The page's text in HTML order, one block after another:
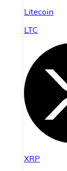
Litecoin
LTC
XRP